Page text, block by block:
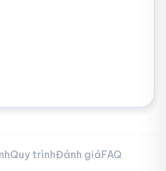
Quy trìnhĐánh giáFAQ